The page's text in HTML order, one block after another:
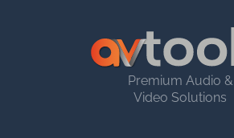
Premium Audio &
Video Solutions